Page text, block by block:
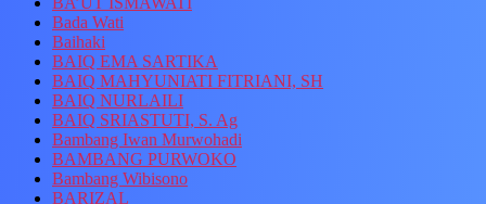
Bada Wati
Baihaki
BAIQ EMA SARTIKA
BAIQ MAHYUNIATI FITRIANI, SH
BAIQ NURLAILI
BAIQ SRIASTUTI, S. Ag
Bambang Iwan Murwohadi
BAMBANG PURWOKO
Bambang Wibisono
BARIZAL